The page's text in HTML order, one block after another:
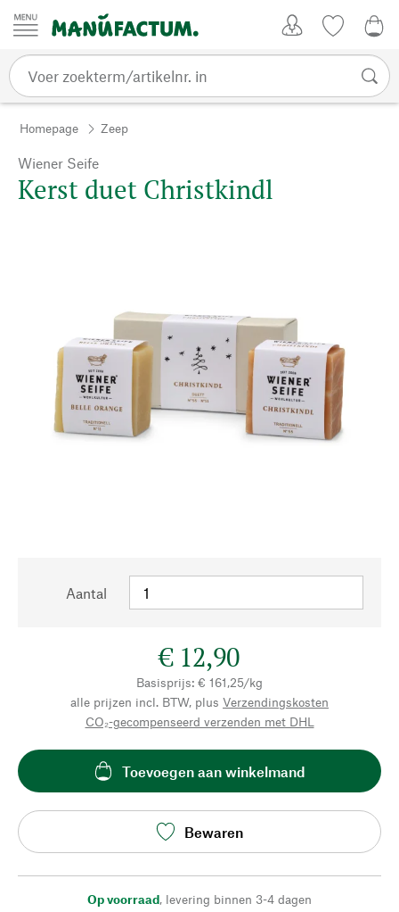
Passer au contenu
Homepage Zeep
Wiener Seife
Kerst duet Christkindl
Aantal
€ 12,90
Basisprijs: € 161,25/kg
alle prijzen incl. BTW, plus Verzendingskosten
CO₂-gecompenseerd verzenden met DHL
Toevoegen aan winkelmand
Bewaren
Op voorraad, levering binnen 3-4 dagen